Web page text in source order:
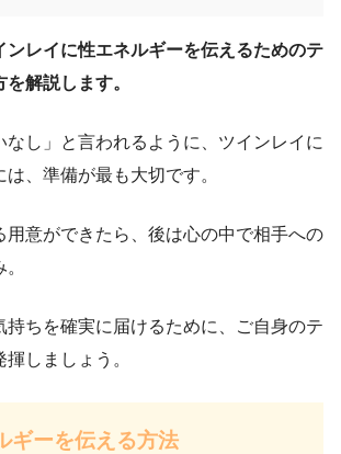
ンレイに性エネルギーを伝えるためのテ
解説します。
なし」と言われるように、ツインレイに
、準備が最も大切です。
用意ができたら、後は心の中で相手への
持ちを確実に届けるために、ご自身のテ
しましょう。
ギーを伝える方法